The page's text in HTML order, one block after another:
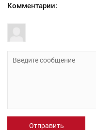
Комментарии:
Отправить